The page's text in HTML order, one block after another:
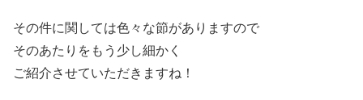
その件に関しては色々な節がありますので
そのあたりをもう少し細かく
ご紹介させていただきますね！